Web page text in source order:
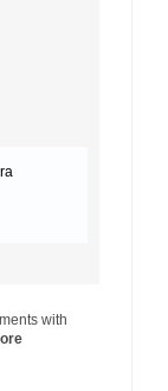
with